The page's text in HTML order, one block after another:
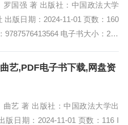
罗国强 著 出版社：中国政法大学
出版日期：2024-11-01 页数：160
9787576413564 电子书大小：222
艺,PDF电子书下载,网盘资
曲艺 著 出版社：中国政法大学出
版日期：2024-11-01 页数：116 I